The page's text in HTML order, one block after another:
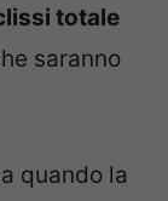
totale
saranno
quando la